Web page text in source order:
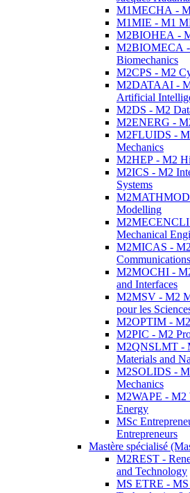
M1MECHA -
M1MIE - M1
M2BIOHEA -
M2BIOMECA
Biomechanics
M2CPS - M2
M2DATAAI -
Artificial
M2DS - M2
M2ENERG -
M2FLUIDS -
Mechanics
M2HEP - M2
M2ICS - M2
Systems
M2MATHMOD
Modelling
Mechanical
M2MICAS -
M2MOCHI -
and Interfaces
M2MSV - M2
pour les
M2OPTIM -
M2PIC - M2
M2QNSLMT -
Materials and
M2SOLIDS -
Mechanics
M2WAPE - M2
Energy
MSc
Entrepreneurs
Mastère spécialisé
M2REST -
and Technology
MS ETRE - MS